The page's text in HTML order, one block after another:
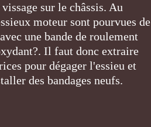
sur le châssis. Au
moteur sont pourvues de
une bande de roulement
Il faut donc extraire
pour dégager l'essieu et
des bandages neufs.